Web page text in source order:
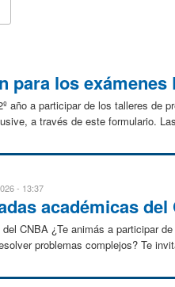
para los
año a participar de los talleres de
a través de este formulario.
- 13:37
académicas del
CNBA ¿Te animás a participar
problemas complejos? Te